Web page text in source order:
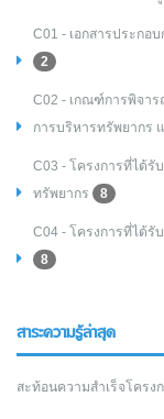
C01 - เอกสารประกอ
2
C02 - เกณฑ์การพิจา
การบริหารทรัพยากร
C03 - โครงการที่ได้รั
ทรัพยากร
8
C04 - โครงการที่ได้รั
8
สาระความรู้ล่าสุด
สะท้อนความสำเร็จโคร